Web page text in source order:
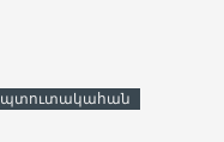
պտուտակահան